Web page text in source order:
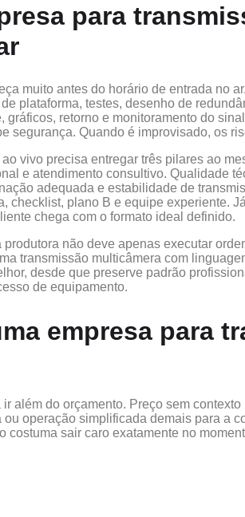
para
muito antes do horário de entrada no
plataforma, testes, desenho de
gráficos, retorno e monitoramento do
segurança. Quando é improvisado, os
vivo precisa entregar três pilares ao
e atendimento consultivo. Qualidade
adequada e estabilidade de
checklist, plano B e equipe experiente.
chega com o formato ideal definido.
não deve apenas executar
transmissão multicâmera com
desde que preserve padrão
de equipamento.
empresa para
além do orçamento. Preço sem
operação simplificada demais para a
costuma sair caro exatamente no